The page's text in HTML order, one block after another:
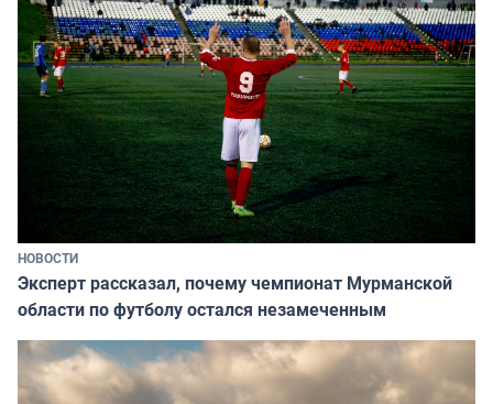
НОВОСТИ
Эксперт рассказал, почему чемпионат Мурманской
области по футболу остался незамеченным